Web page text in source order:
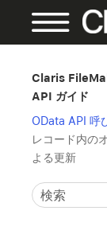
Claris
API ガイド
OData API 呼
レコード内の
よる更新